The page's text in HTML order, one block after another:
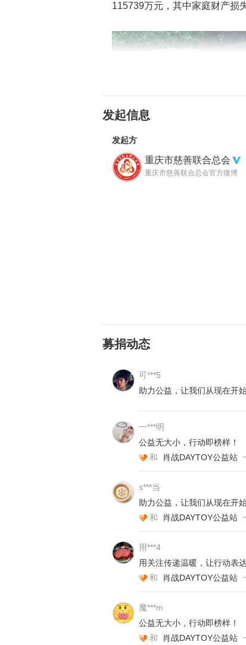
115739万元，其中家庭财产损
洪水漫至居民楼2楼，沿河居
发起信息
发起方
重庆市慈善联合总会
重庆市慈善联合总会官方微博
募捐动态
可***5
助力公益，让我们从现在开始
一***明
公益无大小，行动即榜样！
和
肖战DAYTOY公益站
s***当
助力公益，让我们从现在开始
和
肖战DAYTOY公益站
用***4
用关注传递温暖，让行动表
和
肖战DAYTOY公益站
魔***m
公益无大小，行动即榜样！
和
肖战DAYTOY公益站